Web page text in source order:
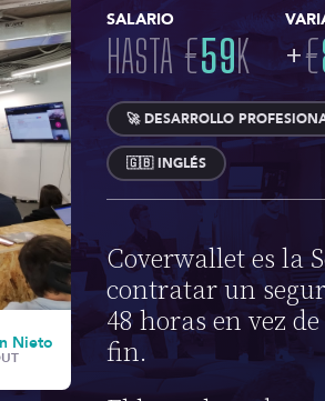
Nieto
SALARIO
HASTA€59K +€
🚀 DESARROLLO
🇬🇧 INGLÉS
Coverwallet es la
contratar un
48 horas en vez
fin.